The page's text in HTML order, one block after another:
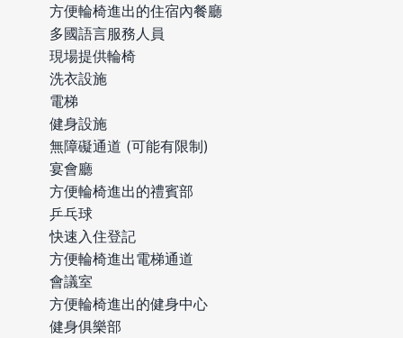
方便輪椅進出的住宿內餐廳
多國語言服務人員
現場提供輪椅
洗衣設施
電梯
健身設施
無障礙通道 (可能有限制)
宴會廳
方便輪椅進出的禮賓部
乒乓球
快速入住登記
方便輪椅進出電梯通道
會議室
方便輪椅進出的健身中心
健身俱樂部